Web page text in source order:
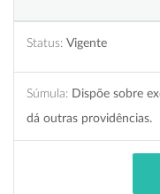
Status: Vigente
Súmula: Dispõe sobre
dá outras providências.